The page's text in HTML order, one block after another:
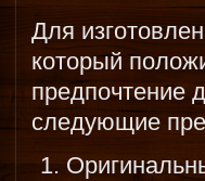
Для
который
предпочтение
следующие